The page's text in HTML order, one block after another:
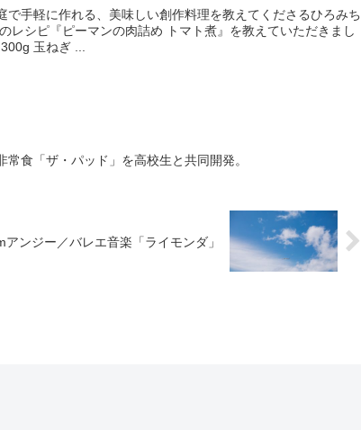
で手軽に作れる、美味しい創作料理を教えてくださるひろみち
レシピ『ピーマンの肉詰め トマト煮』を教えていただきまし
玉ねぎ ...
食「ザ・パッド」を高校生と共同開発。
ンジー／バレエ音楽「ライモンダ」